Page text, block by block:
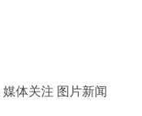
媒体关注 图片新闻